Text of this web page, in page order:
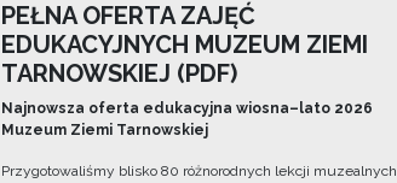
PEŁNA OFERTA ZAJĘĆ
EDUKACYJNYCH MUZEUM ZIEMI
TARNOWSKIEJ (PDF)
Najnowsza oferta edukacyjna wiosna–lato 2026
Muzeum Ziemi Tarnowskiej
Przygotowaliśmy blisko 80 różnorodnych lekcji muzealnych